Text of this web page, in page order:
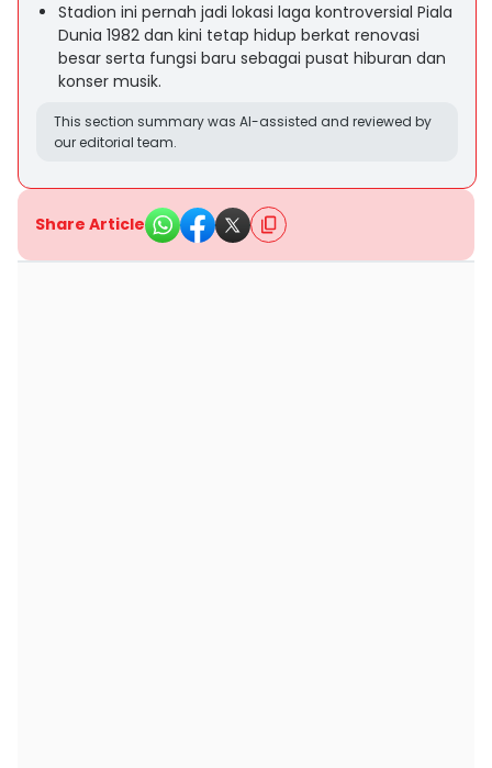
Stadion ini pernah jadi lokasi laga kontroversial Piala
Dunia 1982 dan kini tetap hidup berkat renovasi
besar serta fungsi baru sebagai pusat hiburan dan
konser musik.
This section summary was AI-assisted and reviewed by
our editorial team.
Share Article